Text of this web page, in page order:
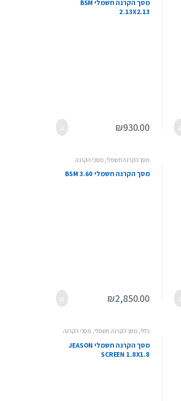
מסך הקרנה חשמלי BSM
2.13X2.13
₪930.00
מסך הקרנה חשמלי מסכי הקרנה
מסך הקרנה חשמלי BSM 3.60
₪2,850.00
כללי, מסך הקרנה חשמלי, מסכי הקרנה
מסך הקרנה חשמלי JEASON
SCREEN 1.8X1.8